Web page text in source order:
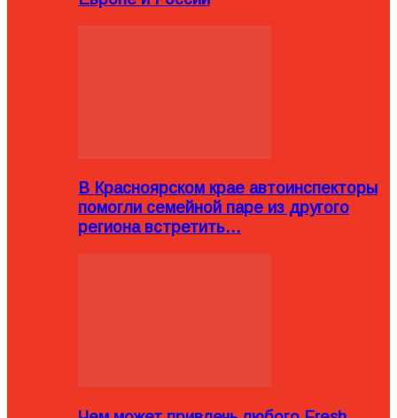
В Красноярском крае автоинспекторы
помогли семейной паре из другого
региона встретить…